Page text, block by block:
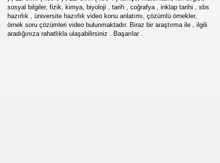
sosyal bilgiler, fizik, kimya, biyoloji , tarih , coğrafya , inklap tarihi , sbs
hazırlık , üniversite hazırlık video konu anlatımı, çözümlü örnekler,
örnek soru çözümleri video bulunmaktadır. Biraz bir araştırma ile , ilgili
aradığınıza rahatlıkla ulaşabilirsiniz . Başarılar .